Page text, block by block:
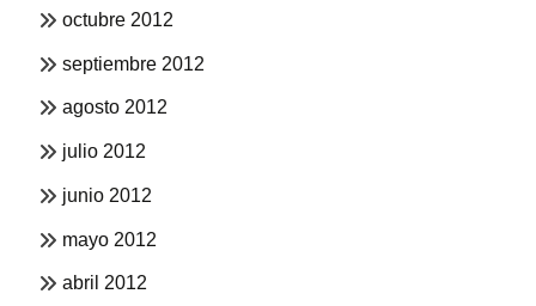
octubre 2012
septiembre 2012
agosto 2012
julio 2012
junio 2012
mayo 2012
abril 2012